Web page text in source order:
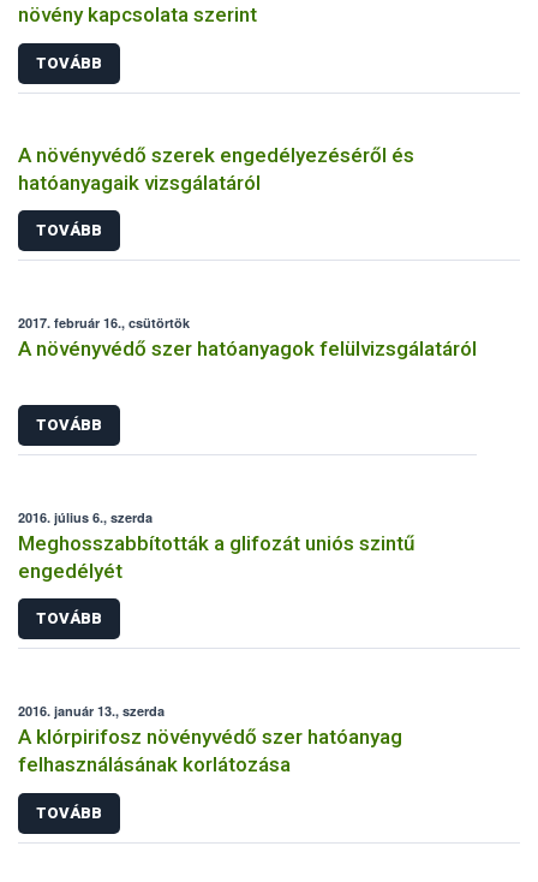
növény kapcsolata szerint
TOVÁBB
A növényvédő szerek engedélyezéséről és
hatóanyagaik vizsgálatáról
TOVÁBB
2017. február 16., csütörtök
A növényvédő szer hatóanyagok felülvizsgálatáról
TOVÁBB
2016. július 6., szerda
Meghosszabbították a glifozát uniós szintű
engedélyét
TOVÁBB
2016. január 13., szerda
A klórpirifosz növényvédő szer hatóanyag
felhasználásának korlátozása
TOVÁBB